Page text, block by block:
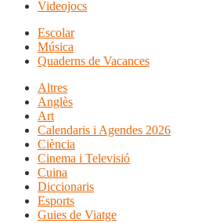
Videojocs
Escolar
Música
Quaderns de Vacances
Altres
Anglès
Art
Calendaris i Agendes 2026
Ciència
Cinema i Televisió
Cuina
Diccionaris
Esports
Guies de Viatge